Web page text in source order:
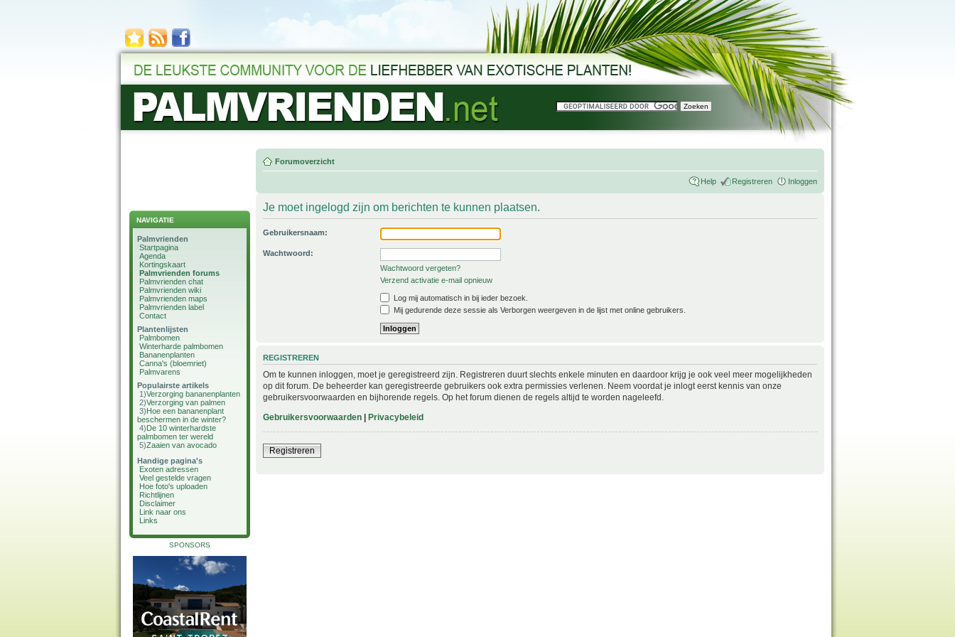
NAVIGATIE
Palmvrienden
Startpagina
Agenda
Kortingskaart
Palmvrienden forums
Palmvrienden chat
Palmvrienden wiki
Palmvrienden maps
Palmvrienden label
Contact
Plantenlijsten
Palmbomen
Winterharde palmbomen
Bananenplanten
Canna's (bloemriet)
Palmvarens
Populairste artikels
1)Verzorging bananenplanten
2)Verzorging van palmen
3)Hoe een bananenplant
beschermen in de winter?
4)De 10 winterhardste
palmbomen ter wereld
5)Zaaien van avocado
Handige pagina's
Exoten adressen
Veel gestelde vragen
Hoe foto's uploaden
Richtlijnen
Disclaimer
Link naar ons
Links
SPONSORS
Forumoverzicht
Help Registreren Inloggen
Je moet ingelogd zijn om berichten te kunnen plaatsen.
Gebruikersnaam:
Wachtwoord:
Wachtwoord vergeten?
Verzend activatie e-mail opnieuw
Log mij automatisch in bij ieder bezoek.
Mij gedurende deze sessie als Verborgen weergeven in de lijst met online gebruikers.
REGISTREREN
Om te kunnen inloggen, moet je geregistreerd zijn. Registreren duurt slechts enkele minuten en daardoor krijg je ook veel meer mogelijkheden
op dit forum. De beheerder kan geregistreerde gebruikers ook extra permissies verlenen. Neem voordat je inlogt eerst kennis van onze
gebruikersvoorwaarden en bijhorende regels. Op het forum dienen de regels altijd te worden nageleefd.
Gebruikersvoorwaarden | Privacybeleid
Registreren